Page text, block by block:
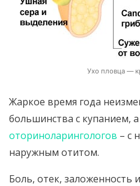
Ухо пловца —
Жаркое время года
большинства с купанием, а
оториноларингологов – с
наружным отитом.
Боль, отек, заложенность